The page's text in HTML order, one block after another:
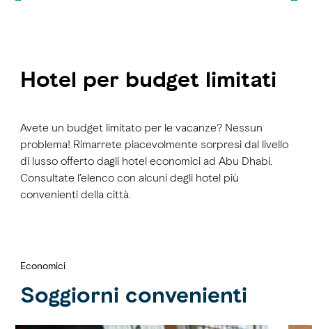
Hotel per budget limitati
Avete un budget limitato per le vacanze? Nessun
problema! Rimarrete piacevolmente sorpresi dal livello
di lusso offerto dagli hotel economici ad Abu Dhabi.
Consultate l’elenco con alcuni degli hotel più
convenienti della città.
Economici
Soggiorni convenienti